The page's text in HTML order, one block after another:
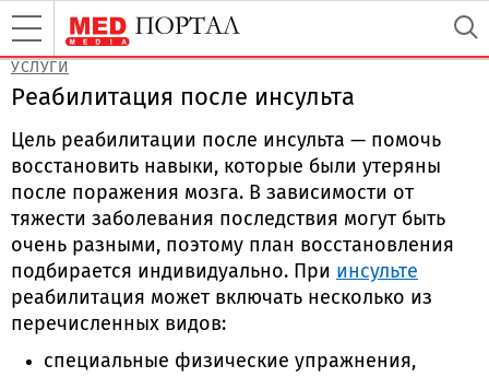
УСЛУГИ
Реабилитация после инсульта
Цель реабилитации после инсульта — помочь
восстановить навыки, которые были утеряны
после поражения мозга. В зависимости от
тяжести заболевания последствия могут быть
очень разными, поэтому план восстановления
подбирается индивидуально. При инсульте
реабилитация может включать несколько из
перечисленных видов:
специальные физические упражнения,